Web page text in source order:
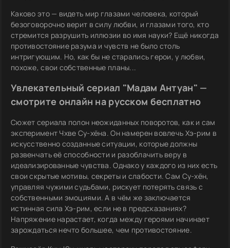
Каково это — видеть мир глазами человека, который
безоговорочно верит в силу любви, и глазами того, кто
стремится разрушить иллюзии во имя науки? Ещё никогда
противостояние разума и чувств не было столь
интригующим. Но, как бы не старались герои, у любви,
похоже, свои собственные планы...
Увлекательный сериал "Мадам Антуан" —
смотрите онлайн на русском бесплатно
Сюжет сериала полон неожиданных поворотов, как и сам
эксперимент Чхве Су-хёна. Он намерен вовлечь Хэ-рим в
искусственно созданные ситуации, которые должны
развенчать её способности и разоблачить веру в
идеализированные чувства. Однако у каждого из них есть
свои скрытые мотивы, секреты и слабости. Сам Су-хён,
управляя чужими судьбами, рискует потерять связь с
собственными эмоциями. А в чём же заключается
истинная сила Хэ-рим, если не в предсказаниях?
Напряжение нарастает, когда между героями начинает
зарождаться нечто большее, чем противостояние.